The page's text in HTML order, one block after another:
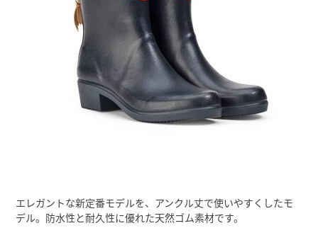
エレガントな新定番モデルを、アンクル丈で使いやすくしたモ
デル。防水性と耐久性に優れた天然ゴム素材です。